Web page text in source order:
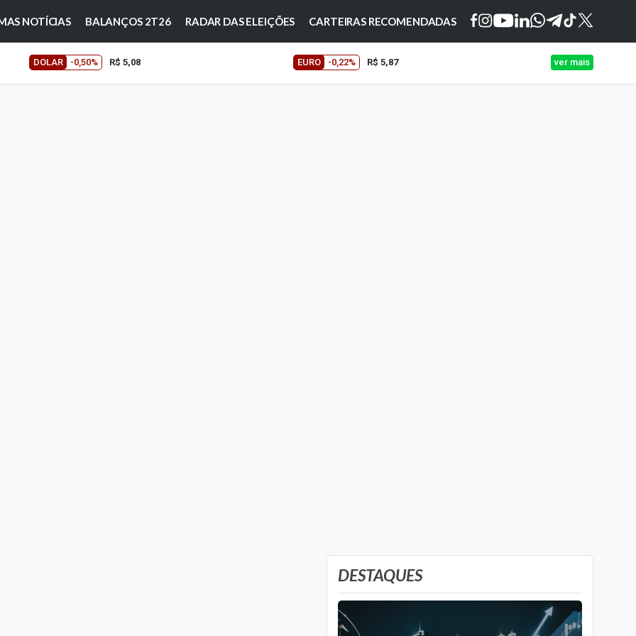
NOTÍCIAS BALANÇOS 2T26 RADAR DAS ELEIÇÕES CARTEIRAS RECOMENDADAS
DOLAR -0,50% R$ 5,08 EURO -0,22% R$ 5,87 ver mais
DESTAQUES